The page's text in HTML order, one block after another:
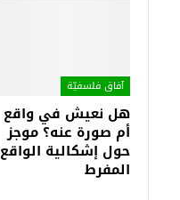
آفاق فلسفيّة‎
هل نعيش في واقع
أم صورة عنه؟ موجز
حول إشكالية الواقع
المفرط